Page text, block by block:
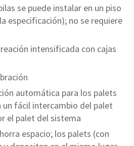
se puede instalar en un piso
especificación); no se requiere
intensificada con cajas
automática para los palets
un fácil intercambio del palet
el palet del sistema
espacio; los palets (con